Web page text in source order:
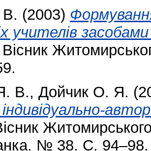
(2003)
учителів
Вісник
В., Дойчик О. Я.
№ 38. С. 94–98.